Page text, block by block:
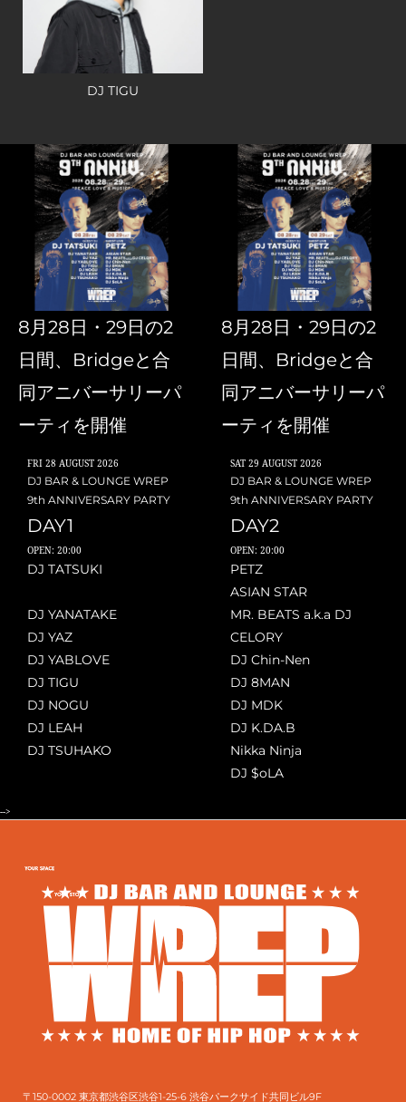
DJ TIGU
8月28日・29日の2
日間、Bridgeと合
同アニバーサリーパ
ーティを開催
FRI 28 AUGUST 2026
DJ BAR & LOUNGE WREP
9th ANNIVERSARY PARTY
DAY1
OPEN: 20:00
DJ TATSUKI
DJ YANATAKE
DJ YAZ
DJ YABLOVE
DJ TIGU
DJ NOGU
DJ LEAH
DJ TSUHAKO
8月28日・29日の2
日間、Bridgeと合
同アニバーサリーパ
ーティを開催
SAT 29 AUGUST 2026
DJ BAR & LOUNGE WREP
9th ANNIVERSARY PARTY
DAY2
OPEN: 20:00
PETZ
ASIAN STAR
MR. BEATS a.k.a DJ
CELORY
DJ Chin-Nen
DJ 8MAN
DJ MDK
DJ K.DA.B
Nikka Ninja
DJ $oLA
-->
〒150-0002 東京都渋谷区渋谷1-25-6 渋谷パークサイド共同ビル9F